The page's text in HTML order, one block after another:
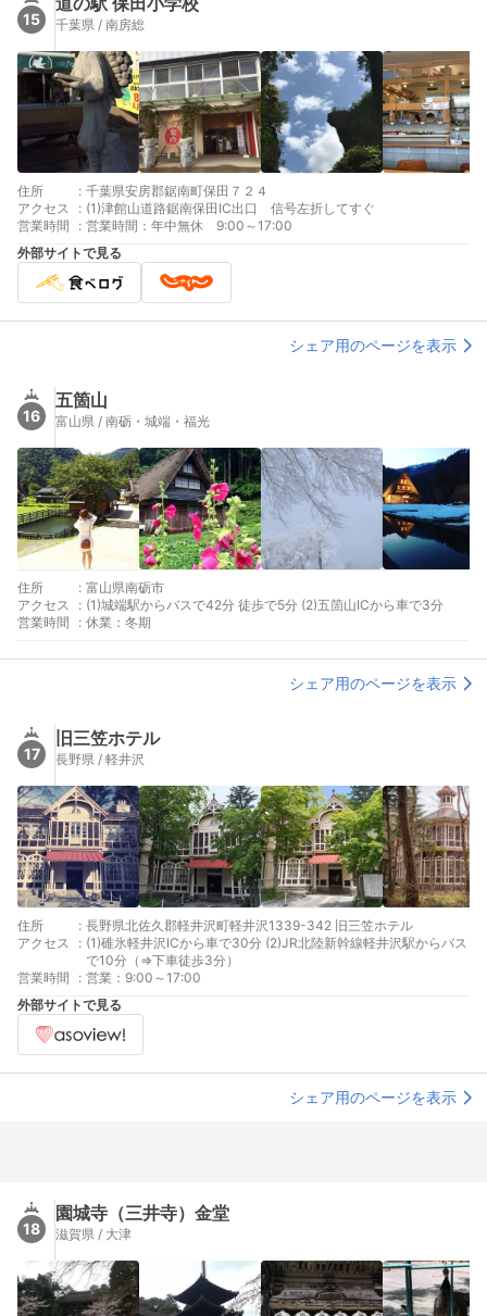
15 千葉県 / 南房総
住所 : 千葉県安房郡鋸南町保田７２４
アクセス
: (1)津館山道路鋸南保田IC出口 信号左折してすぐ
営業時間
: 営業時間：年中無休 9:00～17:00
外部サイトで見る
シェア用のページを表示
16
五箇山
富山県 / 南砺・城端・福光
住所 : 富山県南砺市
アクセス
:
(1)城端駅からバスで42分 徒歩で5分 (2)五箇山ICから車で3分
営業時間
: 休業：冬期
シェア用のページを表示
17
旧三笠ホテル
長野県 / 軽井沢
住所 : 長野県北佐久郡軽井沢町軽井沢1339-342 旧三笠ホテル
アクセス
: (1)碓氷軽井沢ICから車で30分 (2)JR北陸新幹線軽井沢駅からバス
で10分（⇒下車徒歩3分）
営業時間
: 営業：9:00～17:00
外部サイトで見る
シェア用のページを表示
18
園城寺（三井寺）金堂
滋賀県 / 大津